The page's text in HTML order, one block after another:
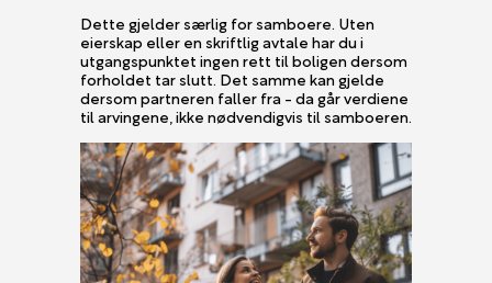
Dette gjelder særlig for samboere. Uten
eierskap eller en skriftlig avtale har du i
utgangspunktet ingen rett til boligen dersom
forholdet tar slutt. Det samme kan gjelde
dersom partneren faller fra - da går verdiene
til arvingene, ikke nødvendigvis til samboeren.